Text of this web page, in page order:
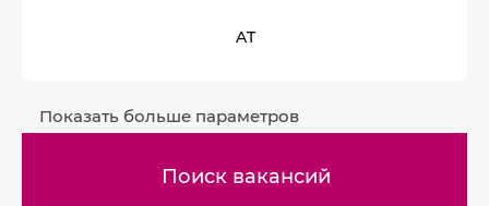
Показать больше параметров